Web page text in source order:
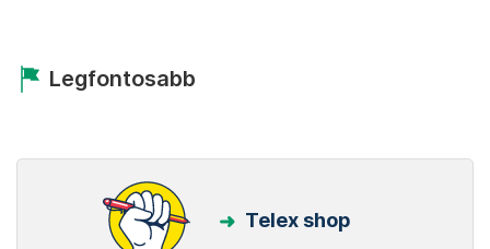
Legfontosabb
Telex shop